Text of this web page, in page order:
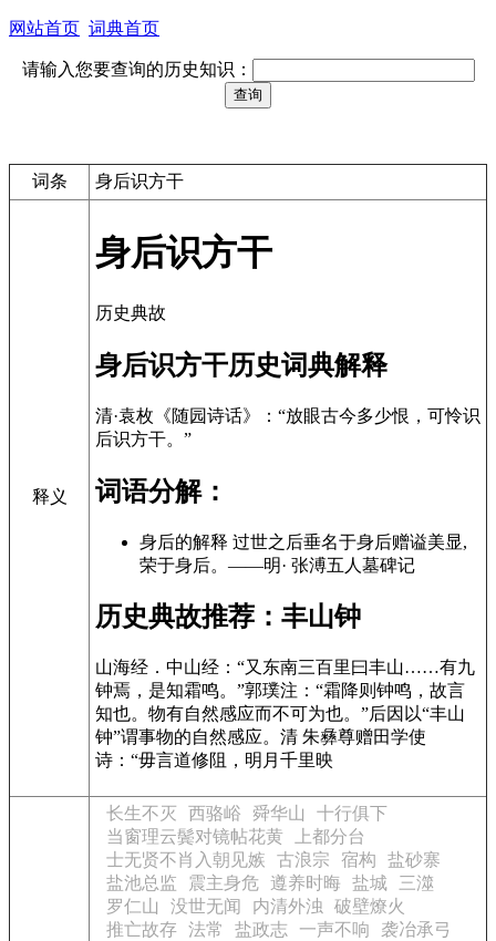
网站首页 词典首页
请输入您要查询的历史知识：
词条 身后识方干
释义
身后识方干
历史典故
身后识方干历史词典解释
清·袁枚《随园诗话》：“放眼古今多少恨，可怜识
后识方干。”
词语分解：
身后的解释 过世之后垂名于身后赠谥美显,
荣于身后。——明· 张溥五人墓碑记
历史典故推荐：丰山钟
山海经．中山经：“又东南三百里曰丰山……有九
钟焉，是知霜鸣。”郭璞注：“霜降则钟鸣，故言
知也。物有自然感应而不可为也。”后因以“丰山
钟”谓事物的自然感应。清 朱彝尊赠田学使
诗：“毋言道修阻，明月千里映
长生不灭 西骆峪 舜华山
十行俱下
当窗理云鬓对镜帖花黄
上都分台
士无贤不肖入朝见嫉
古浪宗 宿构
盐砂寨
盐池总监
震主身危 遵养时晦 盐城
三澨
罗仁山
没世无闻 内清外浊
破壁燎火
推亡故存 法常 盐政志 一声不响
袭冶承弓